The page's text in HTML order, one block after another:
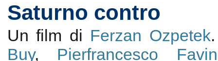
Saturno contro
Un film di Ferzan Ozpetek
Buy, Pierfrancesco